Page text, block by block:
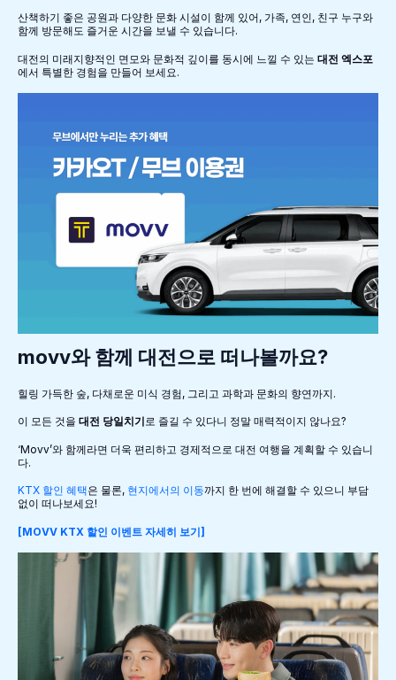
산책하기 좋은 공원과 다양한 문화 시설이 함께 있어, 가족, 연인, 친구 누구와
함께 방문해도 즐거운 시간을 보낼 수 있습니다.
대전의 미래지향적인 면모와 문화적 깊이를 동시에 느낄 수 있는 대전 엑스포
에서 특별한 경험을 만들어 보세요.
movv와 함께 대전으로 떠나볼까요?
힐링 가득한 숲, 다채로운 미식 경험, 그리고 과학과 문화의 향연까지.
이 모든 것을 대전 당일치기로 즐길 수 있다니 정말 매력적이지 않나요?
‘movv’와 함께라면 더욱 편리하고 경제적으로 대전 여행을 계획할 수 있습니
다.
KTX 할인 혜택은 물론, 현지에서의 이동까지 한 번에 해결할 수 있으니 부담
없이 떠나보세요!
[mOVV KTX 할인 이벤트 자세히 보기]